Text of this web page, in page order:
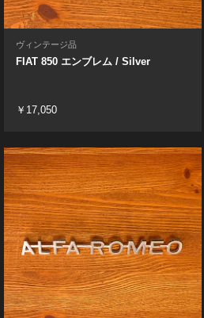
ヴィンテージ品
FIAT 850 エンブレム / Silver
￥17,050